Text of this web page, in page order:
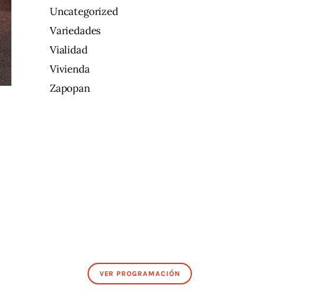
Uncategorized
Variedades
Vialidad
Vivienda
Zapopan
VER PROGRAMACIÓN